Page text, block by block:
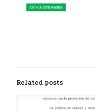
Related posts